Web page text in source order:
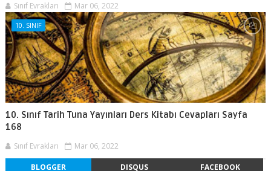
Sınıf Evrakları Mar 06, 2022
10. SINIF
10. Sınıf Tarih Tuna Yayınları Ders Kitabı Cevapları Sayfa
168
Sınıf Evrakları Mar 06, 2022
BLOGGER DISQUS FACEBOOK